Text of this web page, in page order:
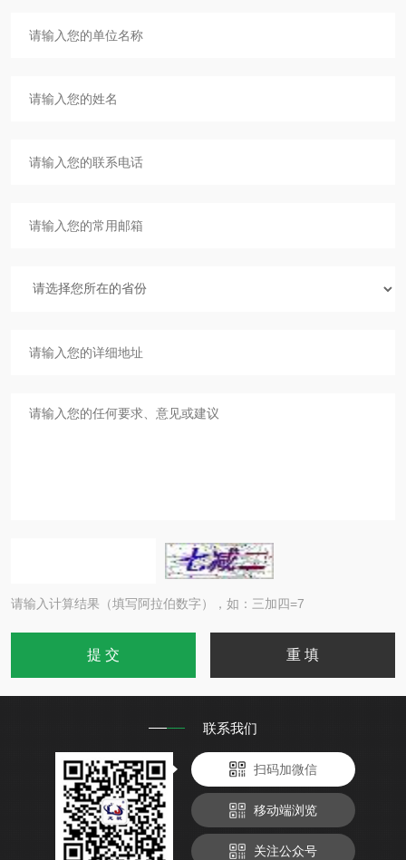
请输入计算结果（填写阿拉伯数字），如：三加四=7
联系我们
扫码加微信
移动端浏览
关注公众号